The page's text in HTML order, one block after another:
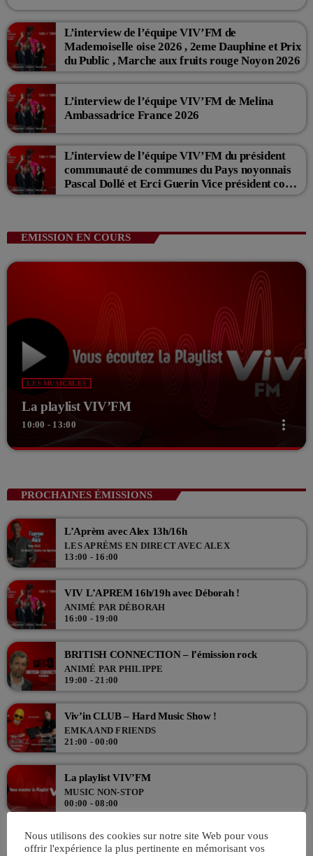
L’interview de l’équipe VIV’FM de
Mademoiselle oise 2026 , 2eme Dauphine et Prix
du Public , Marche aux fruits rouge Noyon 2026
L’interview de l’équipe VIV’FM de Melina
Ambassadrice France 2026
L’interview de l’équipe VIV’FM du président
communauté de communes du Pays noyonnais
Pascal Dollé et Erci Guerin Vice président com
de com
EMISSION EN COURS
LES MUSICALES
La playlist VIV’FM
10:00 - 13:00 more_vert
PROCHAINES ÉMISSIONS
L’Aprèm avec Alex 13h/16h
LES APRÈMS EN DIRECT AVEC ALEX
13:00 - 16:00
VIV L’APREM 16h/19h avec Déborah !
ANIMÉ PAR DÉBORAH
16:00 - 19:00
BRITISH CONNECTION – l’émission rock
ANIMÉ PAR PHILIPPE
19:00 - 21:00
Viv’in CLUB – Hard Music Show !
EMKA AND FRIENDS
21:00 - 00:00
La playlist VIV’FM
MUSIC NON-STOP
00:00 - 08:00
Nous utilisons des cookies sur notre site Web pour vous
offrir l'expérience la plus pertinente en mémorisant vos